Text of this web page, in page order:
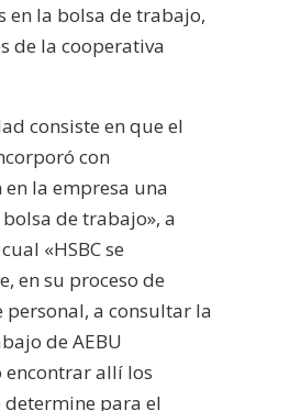
en la bolsa de trabajo,
de la cooperativa
consiste en que el
con
en la empresa una
de trabajo», a
«HSBC se
en su proceso de
personal, a consultar la
de AEBU
allí los
para el